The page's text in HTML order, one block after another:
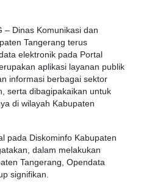
– Dinas Komunikasi dan
Tangerang terus
elektronik pada Portal
aplikasi layanan publik
informasi berbagai sektor
serta dibagipakaikan untuk
di wilayah Kabupaten
pada Diskominfo Kabupaten
dalam melakukan
Tangerang, Opendata
signifikan.